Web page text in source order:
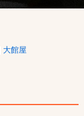
大館屋